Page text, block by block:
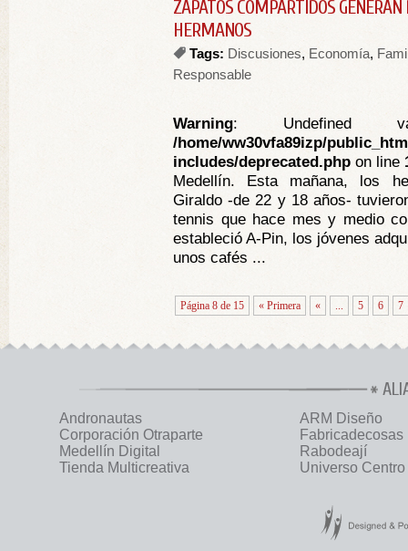
ZAPATOS COMPARTIDOS
HERMANOS
Tags: Discusiones, Economía,
Responsable
Warning: Undefined
/home/ww30vfa89izp/
includes/deprecated.php on line
Medellín. Esta mañana, los
Giraldo -de 22 y 18 años-
tennis que hace mes y medio
estableció A-Pin, los jóvenes
unos cafés ...
Página 8 de 15 « Primera « ... 5 6 7
Andronautas
ARM Diseño
Corporación Otraparte
Fabricadecosas
Medellín Digital
Rabodeají
Tienda Multicreativa
Universo Centro